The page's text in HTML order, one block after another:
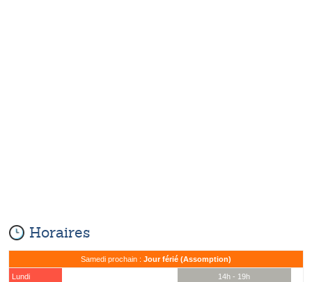
Horaires
Samedi prochain : Jour férié (Assomption)
Lundi
14h - 19h